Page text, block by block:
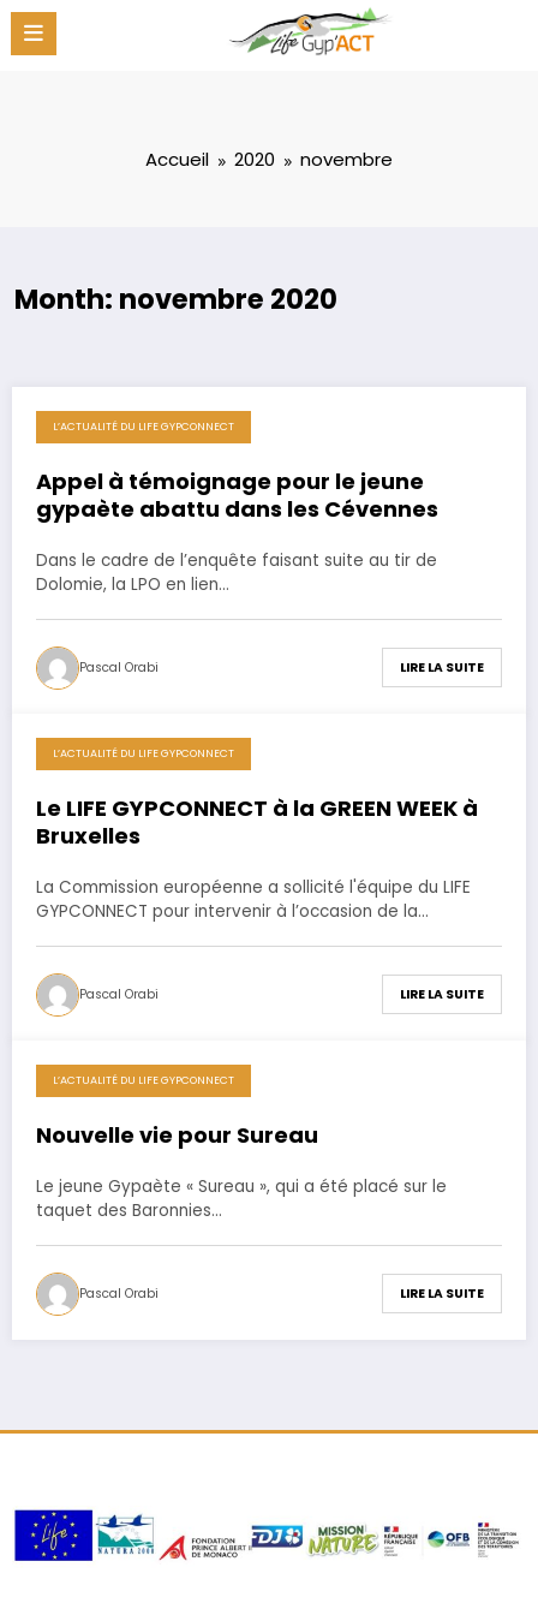
Aller
contenu
Accueil 2020 novembre
Month: novembre 2020
19 novembre 2020
L’ACTUALITÉ DU LIFE GYPCONNECT
Appel à témoignage pour le jeune
gypaète abattu dans les Cévennes
Dans le cadre de l’enquête faisant suite au tir de
Dolomie, la LPO en lien…
Pascal Orabi LIRE LA SUITE
6 novembre 2020
L’ACTUALITÉ DU LIFE GYPCONNECT
Le LIFE GYPCONNECT à la GREEN WEEK à
Bruxelles
La Commission européenne a sollicité l'équipe du LIFE
GYPCONNECT pour intervenir à l’occasion de la…
Pascal Orabi LIRE LA SUITE
6 novembre 2020
L’ACTUALITÉ DU LIFE GYPCONNECT
Nouvelle vie pour Sureau
Le jeune Gypaète « Sureau », qui a été placé sur le
taquet des Baronnies…
Pascal Orabi LIRE LA SUITE